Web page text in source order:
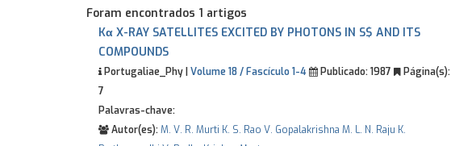
Foram encontrados 1 artigos
Kα X-RAY SATELLITES EXCITED BY PHOTONS IN S$ AND ITS
COMPOUNDS
Portugaliae_Phy | Volume 18 / Fascículo 1-4 Publicado:1987
Página(s):
7
Palavras-chave:
Autor(es):M. V. R. Murti K. S. Rao V. Gopalakrishna M. L. N. Raju K.